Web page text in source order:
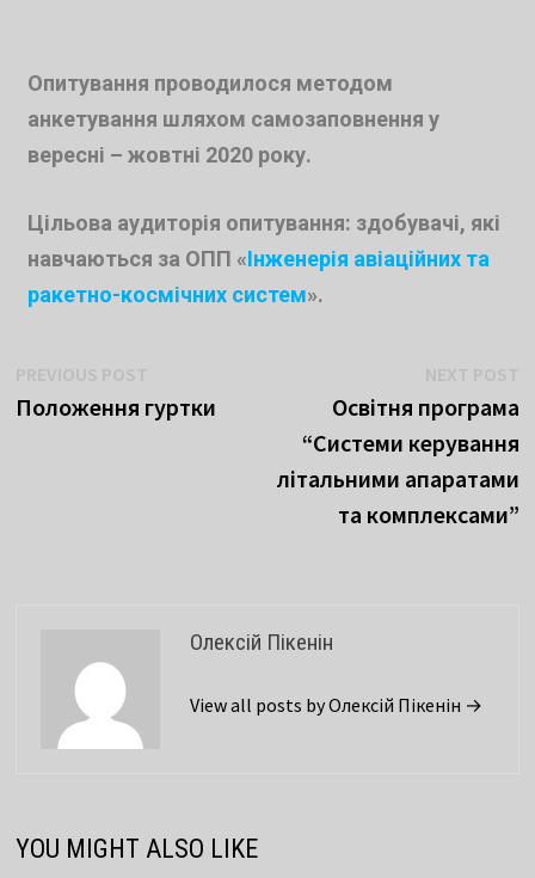
Опитування проводилося методом
анкетування шляхом самозаповнення у
вересні – жовтні 2020 року.
Цільова аудиторія опитування: здобувачі, які
навчаються за ОПП «Інженерія авіаційних та
ракетно-космічних систем».
Положення гуртки
Освітня програма
“Системи керування
літальними апаратами
та комплексами”
Олексій Пікенін
View all posts by Олексій Пікенін →
YOU MIGHT ALSO LIKE